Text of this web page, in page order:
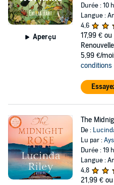
Aperçu
Durée : 10
Langue :
4,6
17,99 € ou
5,99 €/
The
De :
Lu par :
Durée : 19
Langue :
4,8
21,99 €